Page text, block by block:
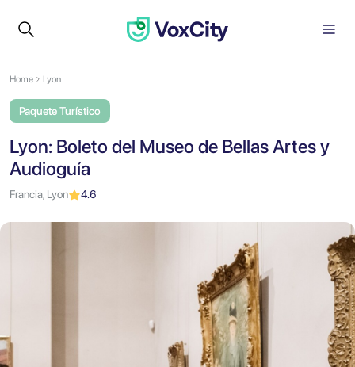
Home Lyon
Paquete Turístico
Lyon: Boleto del Museo de Bellas Artes y
Audioguía
Francia, Lyon 4.6